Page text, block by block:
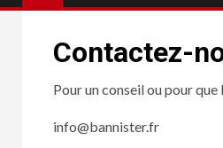
Contactez-
Pour un conseil ou pour que
info@bannister.fr